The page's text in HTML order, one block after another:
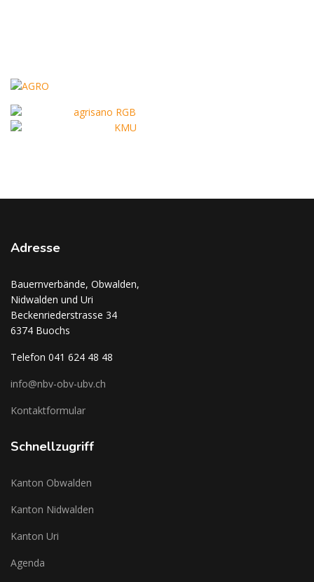
Adresse
Bauernverbände, Obwalden,
Nidwalden und Uri
Beckenriederstrasse 34
6374 Buochs
Telefon 041 624 48 48
info@nbv-obv-ubv.ch
Kontaktformular
Schnellzugriff
Kanton Obwalden
Kanton Nidwalden
Kanton Uri
Agenda